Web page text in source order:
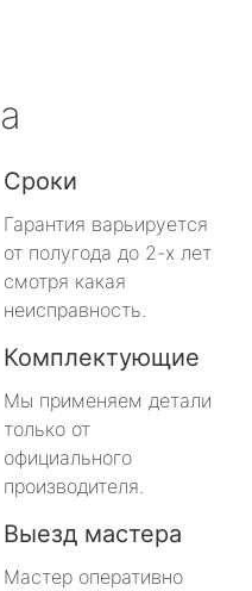
Сроки
Гарантия варьируется
от полугода до 2-х лет
смотря какая
неисправность.
Комплектующие
Мы применяем детали
только от
официального
производителя.
Выезд мастера
Мастер оперативно